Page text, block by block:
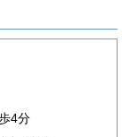
バーも完備され
も万全です。貸
配慮された計ら
けられ、基準階
々木の大きな魅
4分